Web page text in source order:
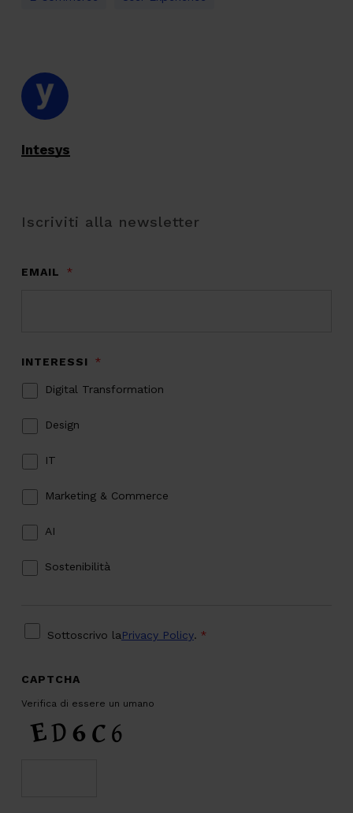
Intesys
Iscriviti alla newsletter
EMAIL *
INTERESSI *
Digital Transformation
Design
IT
Marketing & Commerce
AI
Sostenibilità
PRIVACY
Sottoscrivo laPrivacy Policy. *
CAPTCHA
Verifica di essere un umano